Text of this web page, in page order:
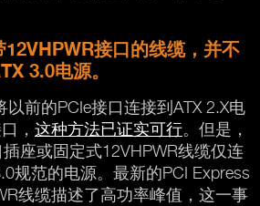
接口的线缆，并不
3.0电源。
前的PCIe接口连接到ATX 2.X电
， 这种方法已证实可行。但是，
座或固定式12VHPWR线缆仅连
规范的电源。最新的PCI Express
线缆描述了高功率峰值，这一事